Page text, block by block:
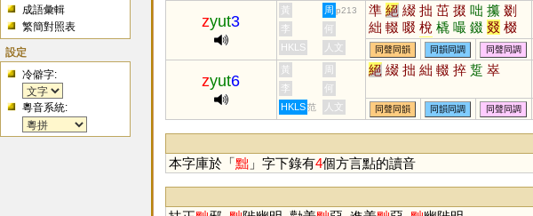
成語彙輯
繁簡對照表
設定
冷僻字:
粵音系統:
zyut3
黃 周 p213 準 絕 綴 拙 茁 掇 咄 攥 剟
絀 輟 啜 梲 橇 嘬 錣 叕 棳
毲 蕞 蝃 毳 敪 歠 餟 柮 蕝
醊 罬 畷 腏 琡 揝 惙 窋 欼
裰 泏 嚽 貀 鵽 蠿
李
何
HKLS
人文 同聲同韻 同韻同調 同聲同調
zyut6
黃 周 絕 綴 拙 絀 輟 捽 踅 崒
李
何
HKLS 范 人文 同聲同韻 同韻同調 同聲同調
本字庫於「黜」字下錄有4個方言點的讀音